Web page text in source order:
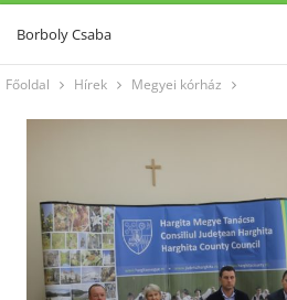
Borboly Csaba
Főoldal Hírek Megyei kórház